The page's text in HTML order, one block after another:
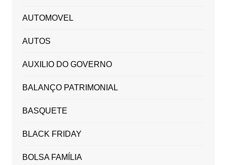
AUTOMOVEL
AUTOS
AUXILIO DO GOVERNO
BALANÇO PATRIMONIAL
BASQUETE
BLACK FRIDAY
BOLSA FAMÍLIA